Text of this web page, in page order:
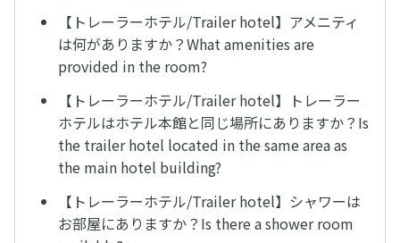
【トレーラーホテル/Trailer hotel】アメニティ
は何がありますか？What amenities are
provided in the room?
【トレーラーホテル/Trailer hotel】トレーラー
ホテルはホテル本館と同じ場所にありますか？Is
the trailer hotel located in the same area as
the main hotel building?
【トレーラーホテル/Trailer hotel】シャワーは
お部屋にありますか？Is there a shower room